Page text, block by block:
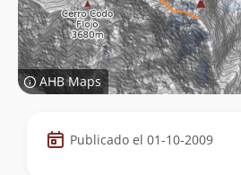
AHB Maps
Datos
de
Publicado el 01-10-2009